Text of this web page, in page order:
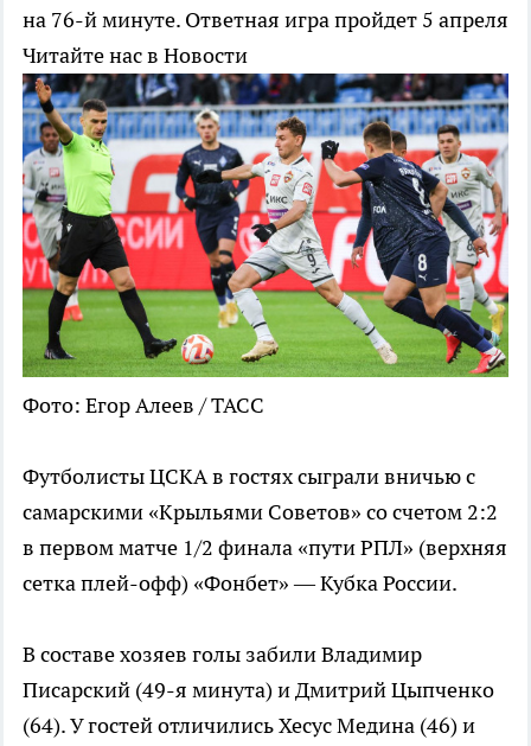
на 76-й минуте. Ответная игра пройдет 5 апреля
Читайте нас в Новости
Фото: Егор Алеев / ТАСС
Футболисты ЦСКА в гостях сыграли вничью с
самарскими «Крыльями Советов» со счетом 2:2
в первом матче 1/2 финала «пути РПЛ» (верхняя
сетка плей-офф) «Фонбет» — Кубка России.
В составе хозяев голы забили Владимир
Писарский (49-я минута) и Дмитрий Цыпченко
(64). У гостей отличились Хесус Медина (46) и